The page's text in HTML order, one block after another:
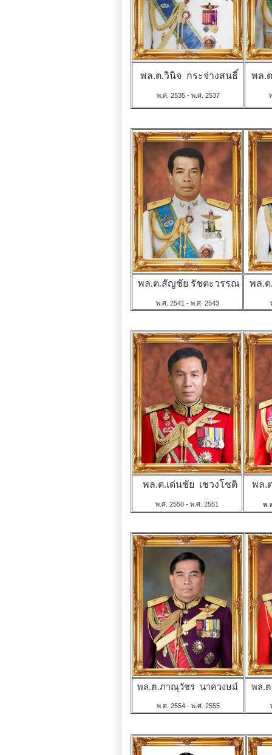
พล.ต.วินิจ กระจ่างสนธิ์
พ.ศ. 2535 - พ.ศ. 2537
พล.
พล.ต.สัญชัย รัชตะวรรณ
พ.ศ. 2541 - พ.ศ. 2543
พล.
พล.ต.เด่นชัย เชวงโชติ
พ.ศ. 2550 - พ.ศ. 2551
พล.
พ.
พล.ต.ภาณุวัชร นาควงษม์
พ.ศ. 2554 - พ.ศ. 2555
พล.